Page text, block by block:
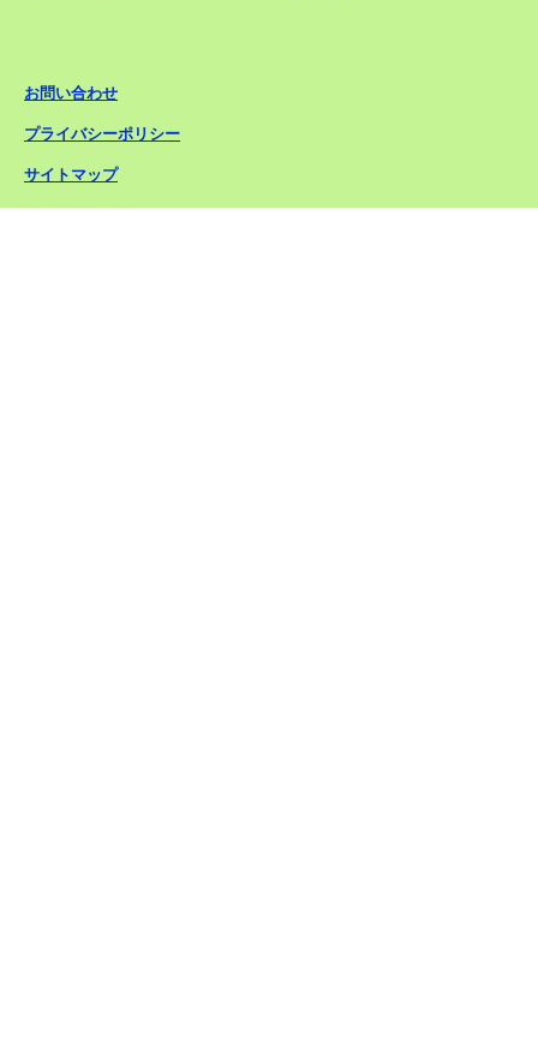
お問い合わせ
プライバシーポリシー
サイトマップ